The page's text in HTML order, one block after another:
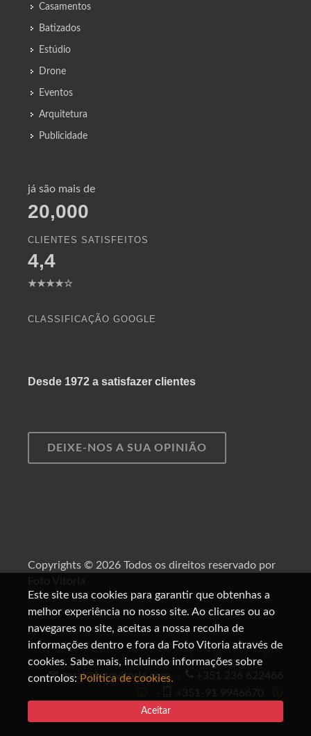
Casamentos
Batizados
Estúdio
Drone
Eventos
Arquitetura
Publicidade
já são mais de
20,000
CLIENTES SATISFEITOS
4,4
★★★★☆
CLASSIFICAÇÃO GOOGLE
Desde 1972 a satisfazer clientes
DEIXE-NOS A SUA OPINIÃO
Copyrights © 2026 Todos os direitos reservado por
Powerd by Foto Vitoria
geral@fotovitoria.com
Este site usa cookies para garantir que obtenhas a
melhor experiência no nosso site. Ao clicares ou ao
navegares no site, aceitas a nossa recolha de
informações dentro e fora da Foto Vitoria através de
cookies. Sabe mais, incluindo informações sobre
controlos: Política de cookies.
Aceitar